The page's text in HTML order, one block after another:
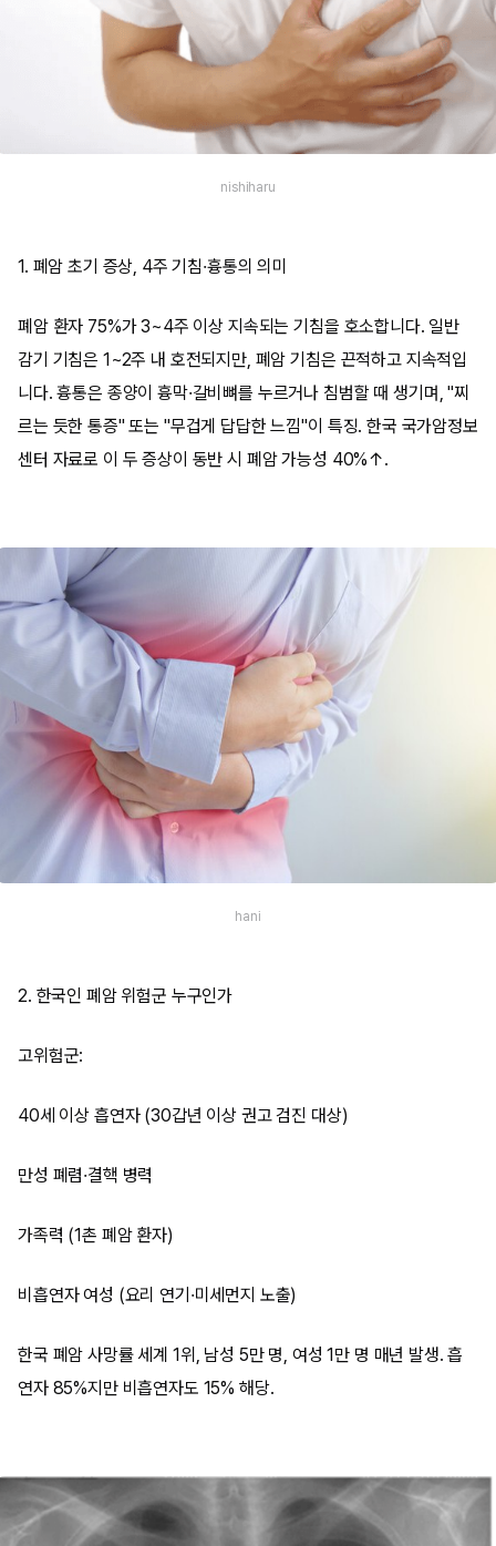
nishiharu
1. 폐암 초기 증상, 4주 기침·흉통의 의미
폐암 환자 75%가 3~4주 이상 지속되는 기침을 호소합니다. 일반
감기 기침은 1~2주 내 호전되지만, 폐암 기침은 끈적하고 지속적입
니다. 흉통은 종양이 흉막·갈비뼈를 누르거나 침범할 때 생기며, "찌
르는 듯한 통증" 또는 "무겁게 답답한 느낌"이 특징. 한국 국가암정보
센터 자료로 이 두 증상이 동반 시 폐암 가능성 40%↑.
hani
2. 한국인 폐암 위험군 누구인가
고위험군:
40세 이상 흡연자 (30갑년 이상 권고 검진 대상)
만성 폐렴·결핵 병력
가족력 (1촌 폐암 환자)
비흡연자 여성 (요리 연기·미세먼지 노출)
한국 폐암 사망률 세계 1위, 남성 5만 명, 여성 1만 명 매년 발생. 흡
연자 85%지만 비흡연자도 15% 해당.